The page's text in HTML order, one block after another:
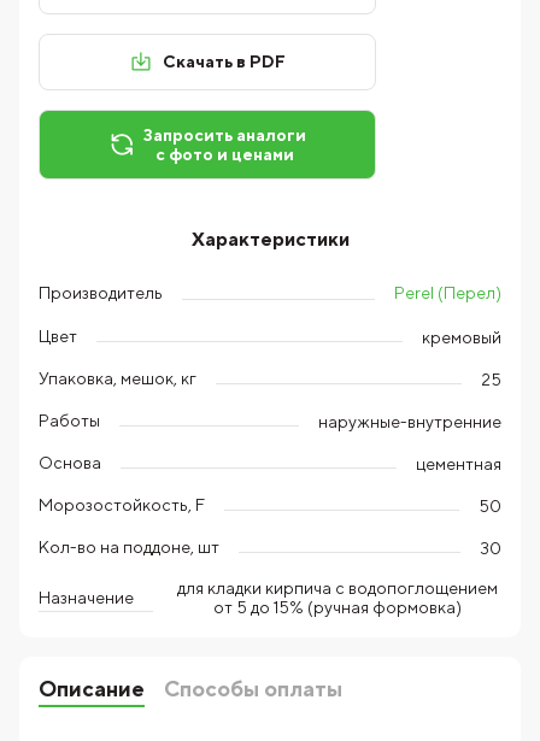
Скачать в PDF
Запросить аналоги
с фото и ценами
Характеристики
Производитель Perel (Перел)
Цвет кремовый
Упаковка, мешок, кг 25
Работы наружные-внутренние
Основа цементная
Морозостойкость, F 50
Кол-во на поддоне, шт 30
Назначение
для кладки кирпича с водопоглощением
от 5 до 15% (ручная формовка)
Описание Способы оплаты